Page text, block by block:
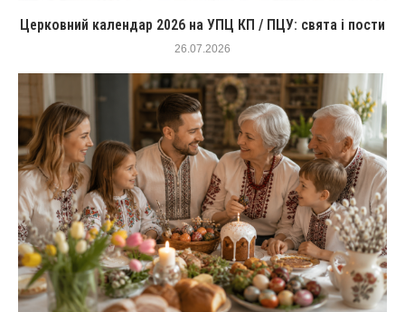
Церковний календар 2026 на УПЦ КП / ПЦУ: свята і пости
26.07.2026